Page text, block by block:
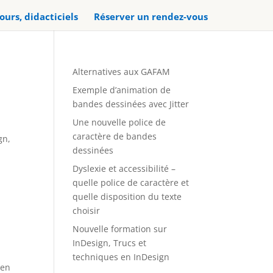
didacticiels Réserver un rendez-vous
Alternatives aux GAFAM
Exemple d’animation de
bandes dessinées avec Jitter
Une nouvelle police de
caractère de bandes
dessinées
Dyslexie et accessibilité –
quelle police de caractère et
quelle disposition du texte
choisir
Nouvelle formation sur
InDesign, Trucs et
techniques en InDesign